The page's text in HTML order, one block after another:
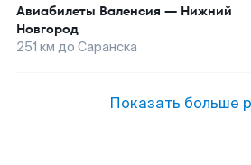
Авиабилеты Валенсия — Нижний
Новгород
251 км до Саранска
Показать больше